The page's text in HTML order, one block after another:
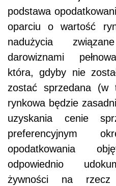
podstawa
oparciu o wartość
nadużycia
darowiznami
która, gdyby nie
zostać sprzedana (w
rynkowa będzie
uzyskania cenie
preferencyjnym
opodatkowania
odpowiednio
żywności na rzecz